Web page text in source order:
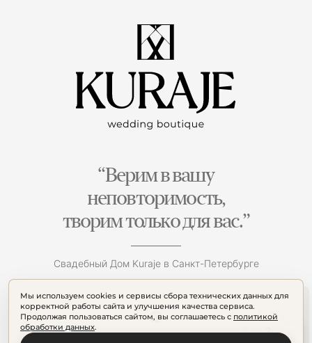
Мы используем cookies и сервисы сбора технических данных для
корректной работы сайта и улучшения качества сервиса.
Продолжая пользоваться сайтом, вы соглашаетесь с политикой
обработки данных.
“Верим в вашу
неповторимость,
творим только для вас.”
Свадебный Дом Kuraje в Санкт-Петербурге